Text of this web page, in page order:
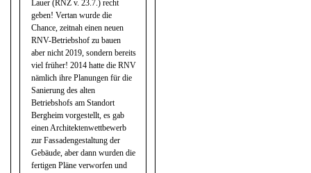
Lauer (RNZ v. 23.7.) recht
geben! Vertan wurde die
Chance, zeitnah einen neuen
RNV-Betriebshof zu bauen
aber nicht 2019, sondern bereits
viel früher! 2014 hatte die RNV
nämlich ihre Planungen für die
Sanierung des alten
Betriebshofs am Standort
Bergheim vorgestellt, es gab
einen Architektenwettbewerb
zur Fassadengestaltung der
Gebäude, aber dann wurden die
fertigen Pläne verworfen und